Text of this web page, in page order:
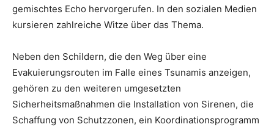
gemischtes Echo hervorgerufen. In den sozialen Medien
kursieren zahlreiche Witze über das Thema.
Neben den Schildern, die den Weg über eine
Evakuierungsrouten im Falle eines Tsunamis anzeigen,
gehören zu den weiteren umgesetzten
Sicherheitsmaßnahmen die Installation von Sirenen, die
Schaffung von Schutzzonen, ein Koordinationsprogramm